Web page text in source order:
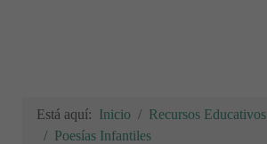
Está aquí: Inicio
Recursos Educativos
Poesías Infantiles